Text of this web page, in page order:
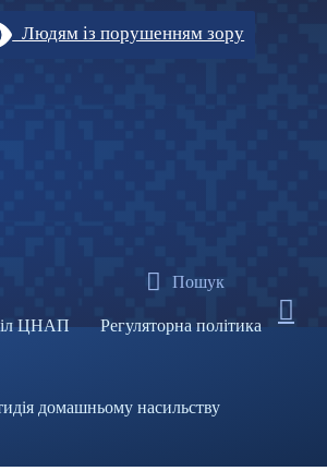
Людям із порушенням зору
ЦНАП Регуляторна політика
домашньому насильству
Пошук